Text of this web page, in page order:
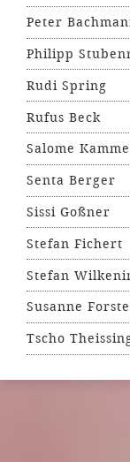
Peter
Philipp
Rudi Spring
Rufus Beck
Salome
Senta Berger
Sissi Goßner
Stefan Fichert
Stefan
Susanne
Tscho